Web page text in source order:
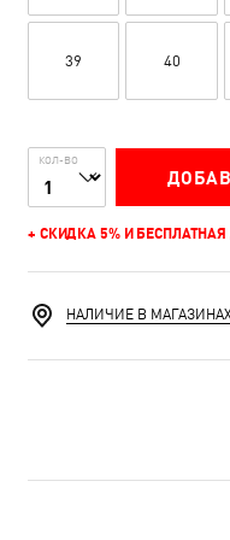
39 40
КОЛ-ВО
+ СКИДКА 5% И
НАЛИЧИЕ В